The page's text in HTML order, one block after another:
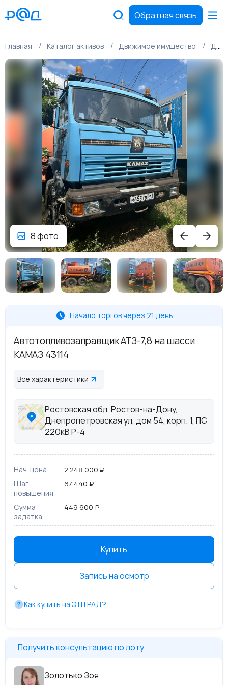
Обратная связь
Главная Каталог активов Движимое имущество Движимое имущество
8 фото
Начало торгов через 21 день
Автотопливозаправщик АТЗ-7,8 на шасси
КАМАЗ 43114
Все характеристики
Ростовская обл, Ростов-на-Дону,
Днепропетровская ул, дом 54, корп. 1, ПС
220кВ Р-4
Нач. цена 2 248 000 ₽
Шаг
повышения
67 440 ₽
Сумма
задатка
449 600 ₽
Купить
Запись на осмотр
Как купить на ЭТП РАД?
Получить консультацию по лоту
Золотько Зоя